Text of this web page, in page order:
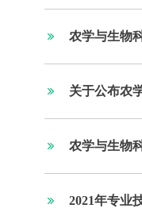
农学与生物
关于公布农
农学与生物
2021年专业